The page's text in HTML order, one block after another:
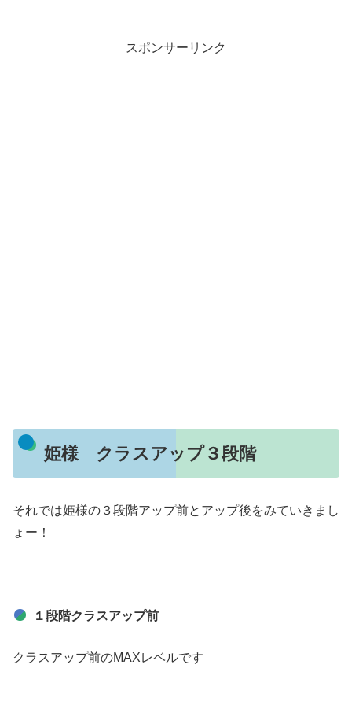
スポンサーリンク
姫様 クラスアップ３段階
それでは姫様の３段階アップ前とアップ後をみていきまし
ょー！
１段階クラスアップ前
クラスアップ前のMAXレベルです